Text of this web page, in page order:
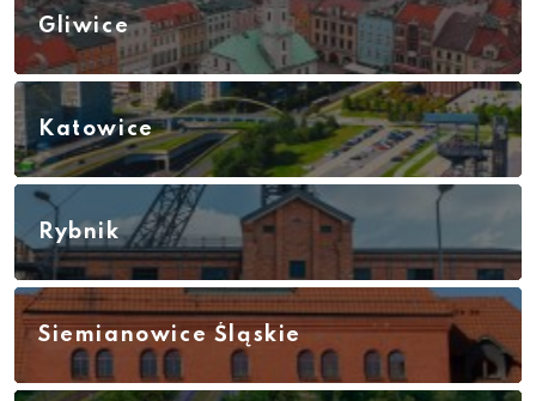
Gliwice
Katowice
Rybnik
Siemianowice Śląskie